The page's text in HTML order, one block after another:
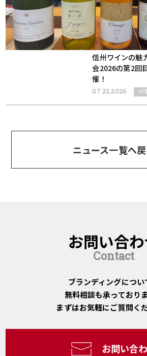
信州ワインの魅
会2026の第2回
催！
07.23,2026 行
ニュース一覧へ
お問い合
Contact
ブランディングについ
無料相談も承っておりま
まずはお気軽にご質問く
お問い合